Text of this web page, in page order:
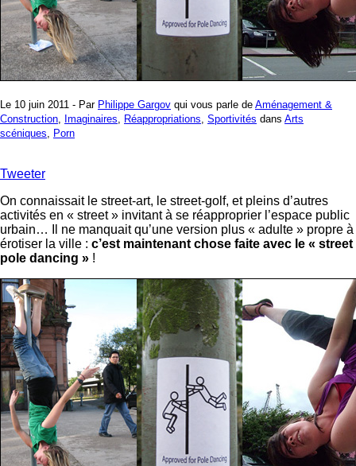
Le 10 juin 2011 - Par Philippe Gargov qui vous parle de Aménagement &
Construction Imaginaires Réappropriations Sportivités dans Arts
scéniques
Porn
Tweeter
On connaissait le street-art, le street-golf, et pleins d’autres
activités en « street » invitant à se réapproprier l’espace public
urbain… Il ne manquait qu’une version plus « adulte » propre à
érotiser la ville : c’est maintenant chose faite avec le « street
pole dancing » !